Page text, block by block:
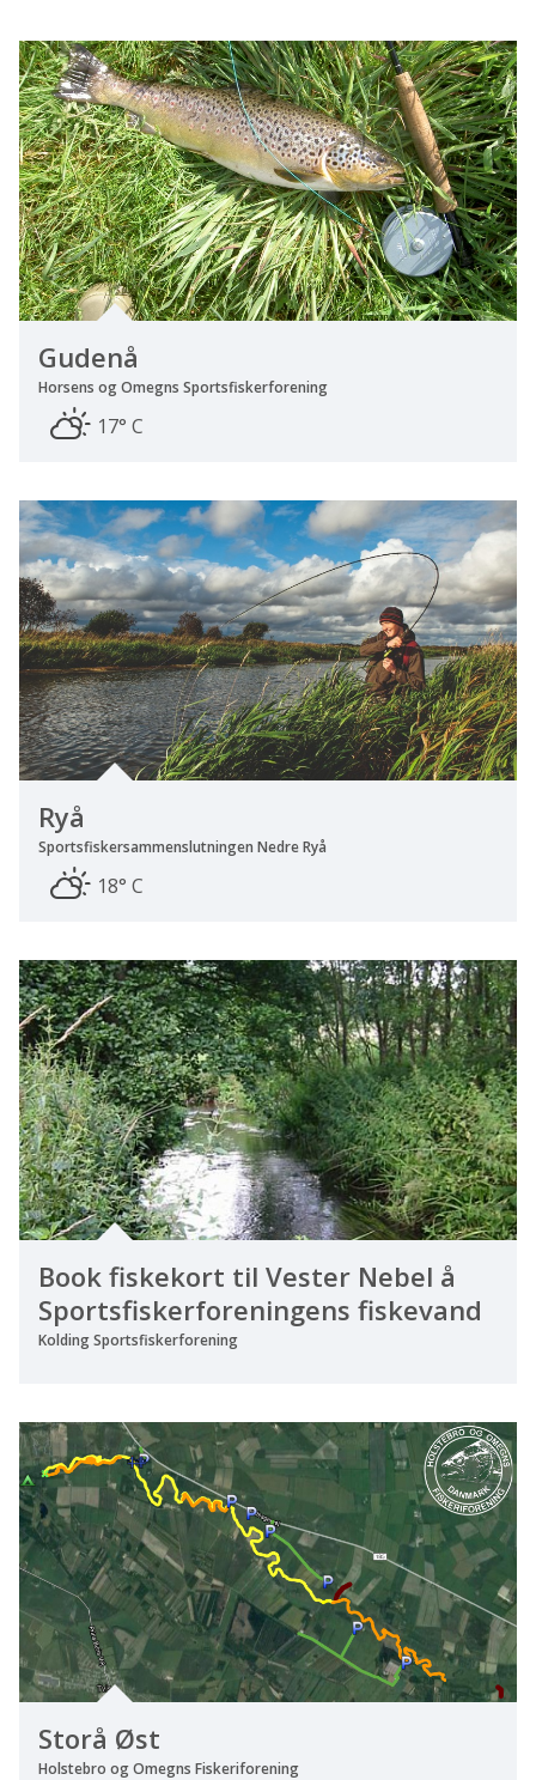
Gudenå
Horsens og Omegns Sportsfiskerforening
17° C
Ryå
Sportsfiskersammenslutningen Nedre Ryå
18° C
Book fiskekort til Vester Nebel å
Sportsfiskerforeningens fiskevand
Kolding Sportsfiskerforening
Storå Øst
Holstebro og Omegns Fiskeriforening